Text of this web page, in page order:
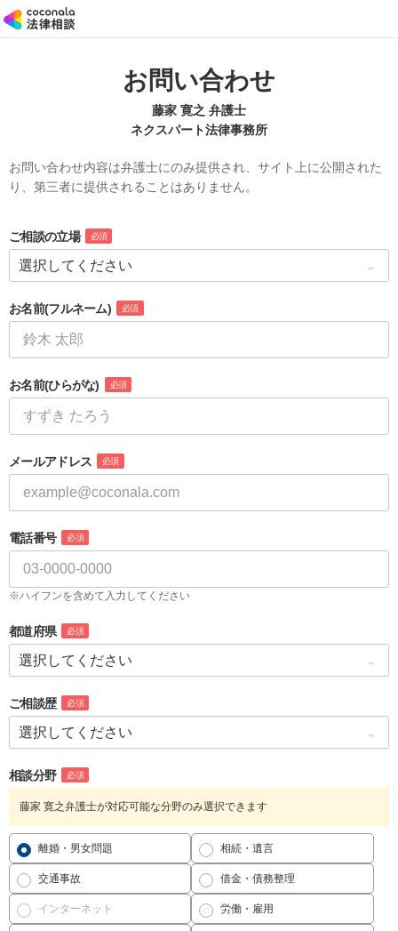
お問い合わせ
藤家 寛之 弁護士
ネクスパート法律事務所
お問い合わせ内容は弁護士にのみ提供され、サイト上に公開された
り、第三者に提供されることはありません。
ご相談の立場 必須
お名前(フルネーム) 必須
お名前(ひらがな) 必須
メールアドレス 必須
電話番号 必須
※ハイフンを含めて入力してください
都道府県 必須
ご相談歴 必須
相談分野 必須
藤家 寛之弁護士が対応可能な分野のみ選択できます
離婚・男女問題 相続・遺言
交通事故 借金・債務整理
インターネット 労働・雇用